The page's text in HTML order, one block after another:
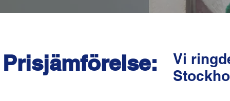
Prisjämförelse:
Vi